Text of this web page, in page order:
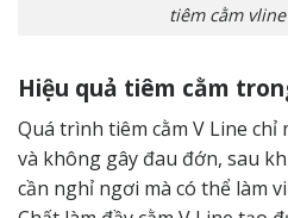
tiêm cằm vline
Hiệu quả tiêm cằm
Quá trình tiêm cằm V Line
và không gây đau đớn, sau
cần nghỉ ngơi mà có thể làm